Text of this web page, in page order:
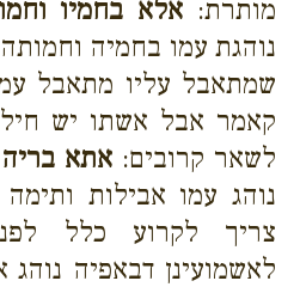
מותרת: אלא בחמיו
נוהגת עמו בחמיה
שמתאבל עליו מתאבל
קאמר אבל אשתו יש
לשאר קרובים: אתא
נוהג עמו אבילות
צריך לקרוע כלל
לאשמועינן דבאפיה